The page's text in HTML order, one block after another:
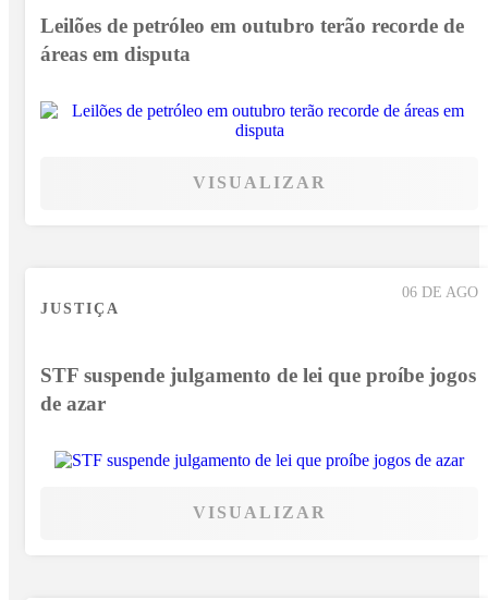
Leilões de petróleo em outubro terão recorde de
áreas em disputa
VISUALIZAR
06 DE AGO
JUSTIÇA
STF suspende julgamento de lei que proíbe jogos
de azar
VISUALIZAR